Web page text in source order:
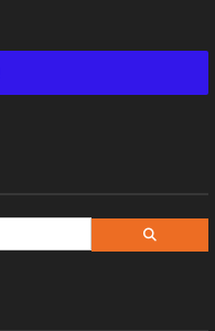
Search